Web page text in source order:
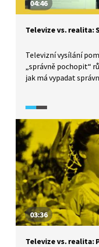
04:46
Televize vs. realita:
Televizní vysílání
„správně pochopit“
jak má vypadat
2.0.
03:36
Televize vs. realita: